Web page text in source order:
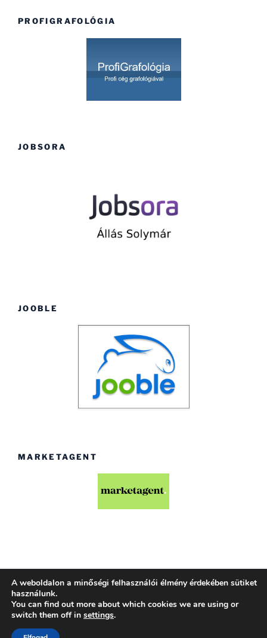
PROFIGRAFOLÓGIA
JOBSORA
JOOBLE
MARKETAGENT
Köszönjük WordPress!
A weboldalon a minőségi felhasználói élmény érdekében sütiket
használunk.
You can find out more about which cookies we are using or
switch them off in settings.